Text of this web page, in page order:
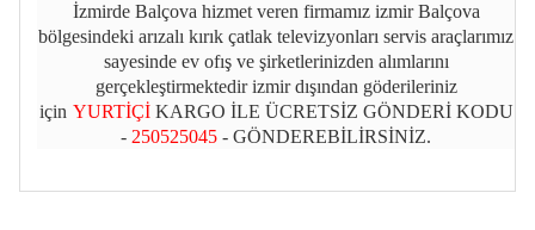
İzmirde Balçova hizmet veren firmamız izmir Balçova
bölgesindeki arızalı kırık çatlak televizyonları servis araçlarımız
sayesinde ev ofış ve şirketlerinizden alımlarını
gerçekleştirmektedir izmir dışından göderileriniz
için YURTİÇİ KARGO İLE ÜCRETSİZ GÖNDERİ KODU
- 250525045 - GÖNDEREBİLİRSİNİZ.